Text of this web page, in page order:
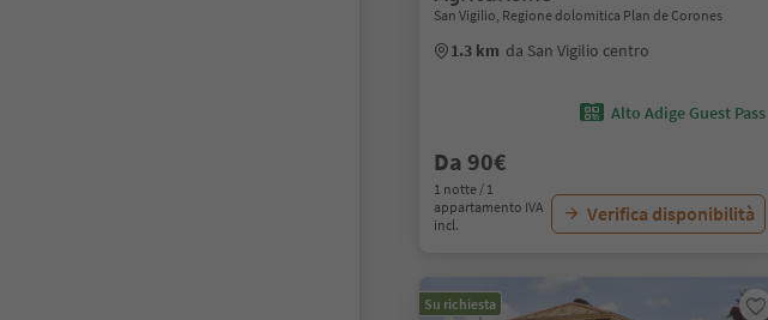
San Vigilio, Regione dolomitica Plan de Corones
1.3 km da San Vigilio centro
Alto Adige Guest Pass
Da 90€
1 notte / 1
appartamento IVA
incl.
Verifica disponibilità
Su richiesta